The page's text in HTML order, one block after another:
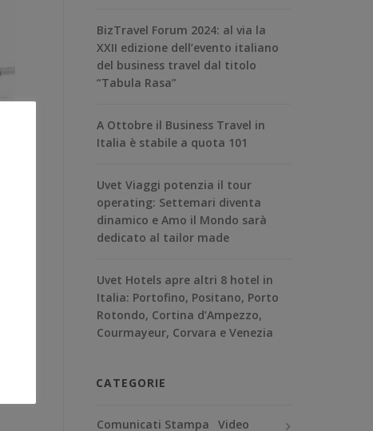
BizTravel Forum 2024: al via la
XXII edizione dell’evento italiano
del business travel dal titolo
“Tabula Rasa”
A Ottobre il Business Travel in
Italia è stabile a quota 101
Uvet Viaggi potenzia il tour
operating: Settemari diventa
dinamico e Amo il Mondo sarà
dedicato al tailor made
Uvet Hotels apre altri 8 hotel in
Italia: Portofino, Positano, Porto
Rotondo, Cortina d’Ampezzo,
Courmayeur, Corvara e Venezia
CATEGORIE
Comunicati Stampa Video